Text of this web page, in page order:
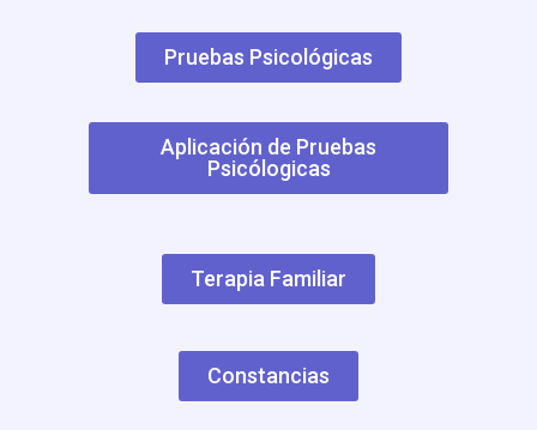
Pruebas Psicológicas
Aplicación de Pruebas
Psicólogicas
Terapia Familiar
Constancias